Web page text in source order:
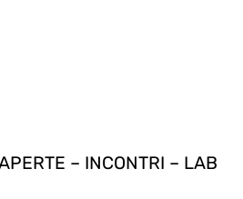
– INCONTRI – LAB